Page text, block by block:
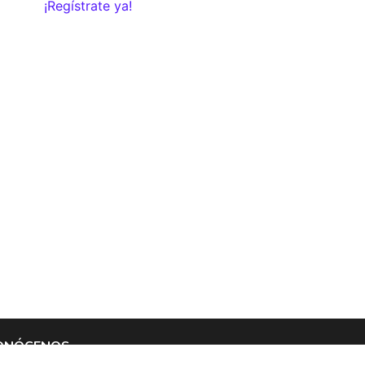
¡Regístrate ya!